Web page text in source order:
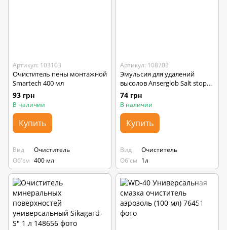
Артикул: 103103
Очиститель пены монтажной
Smartech 400 мл
93 грн
В наличии
Купить
Вид
Очиститель
Об'єм 400 мл
Артикул: 108703
Эмульсия для удалений
высолов Anserglob Salt stop
ES-67 1л
74 грн
В наличии
Купить
Вид
Очиститель
Об'єм 1л